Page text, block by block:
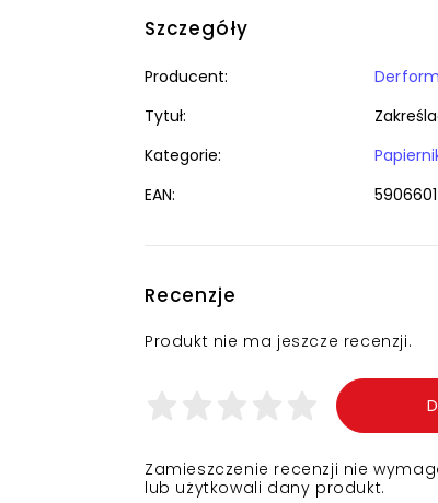
Szczegóły
Producent:
Derform
Tytuł:
Kategorie:
EAN:
Recenzje
Produkt nie ma jeszcze recenzji.
Zamieszczenie recenzji nie
lub użytkowali dany produkt.